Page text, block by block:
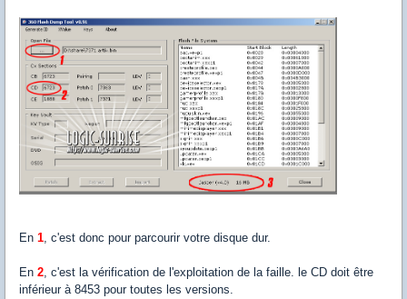
En 1, c'est donc pour parcourir votre disque dur.
En 2, c'est la vérification de l'exploitation de la faille. le CD doit être
inférieur à 8453 pour toutes les versions.